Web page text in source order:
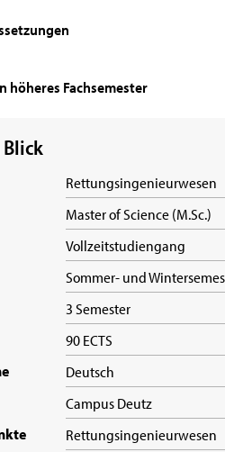
höheres Fachsemester
Rettungsingenieurwesen
Master of Science (M.Sc.)
Vollzeitstudiengang
Sommer- und
3 Semester
90 ECTS
Deutsch
Campus Deutz
Rettungsingenieurwesen